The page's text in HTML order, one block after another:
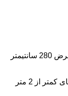
حداکثر ارتفاع پرده ها 400 سانتیمتر و حداکثر عرض 280 سانتیمتر
توجه داشته باشید که هزینه پرده های با اندازه های کمتر از 2 متر